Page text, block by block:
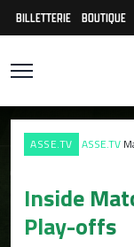
BILLETTERIE BOUTIQUE
ASSE.TV ASSE.TV
Inside
Play-offs